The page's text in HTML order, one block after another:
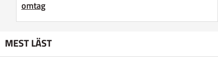
omtag
MEST LÄST